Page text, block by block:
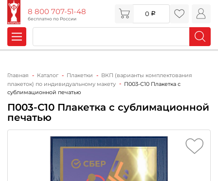
8 800 707-51-48
бесплатно по России
0
Главная Каталог Плакетки
ВКП (варианты комплектования
плакеток) по индивидуальному макету
П003-С10 Плакетка с
сублимационной печатью
П003-С10 Плакетка с сублимационной
печатью